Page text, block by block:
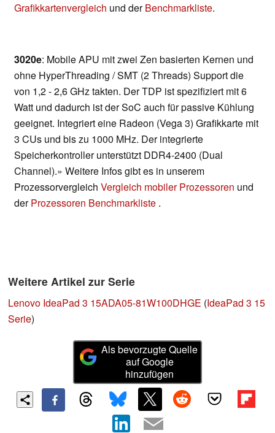
Grafikkartenvergleich und derBenchmarkliste.
3020e: Mobile APU mit zwei Zen basierten Kernen und
ohne HyperThreading / SMT (2 Threads) Support die
von 1,2 - 2,6 GHz takten. Der TDP ist spezifiziert mit 6
Watt und dadurch ist der SoC auch für passive Kühlung
geeignet. Integriert eine Radeon (Vega 3) Grafikkarte mit
3 CUs und bis zu 1000 MHz. Der integrierte
Speicherkontroller unterstützt DDR4-2400 (Dual
Channel).» Weitere Infos gibt es in unserem
Prozessorvergleich Vergleich mobiler Prozessoren und
derProzessoren Benchmarkliste .
Weitere Artikel zur Serie
Lenovo IdeaPad 3 15ADA05-81W100DHGE (IdeaPad 3 15
Serie)
Als bevorzugte Quelle
auf Google
hinzufügen